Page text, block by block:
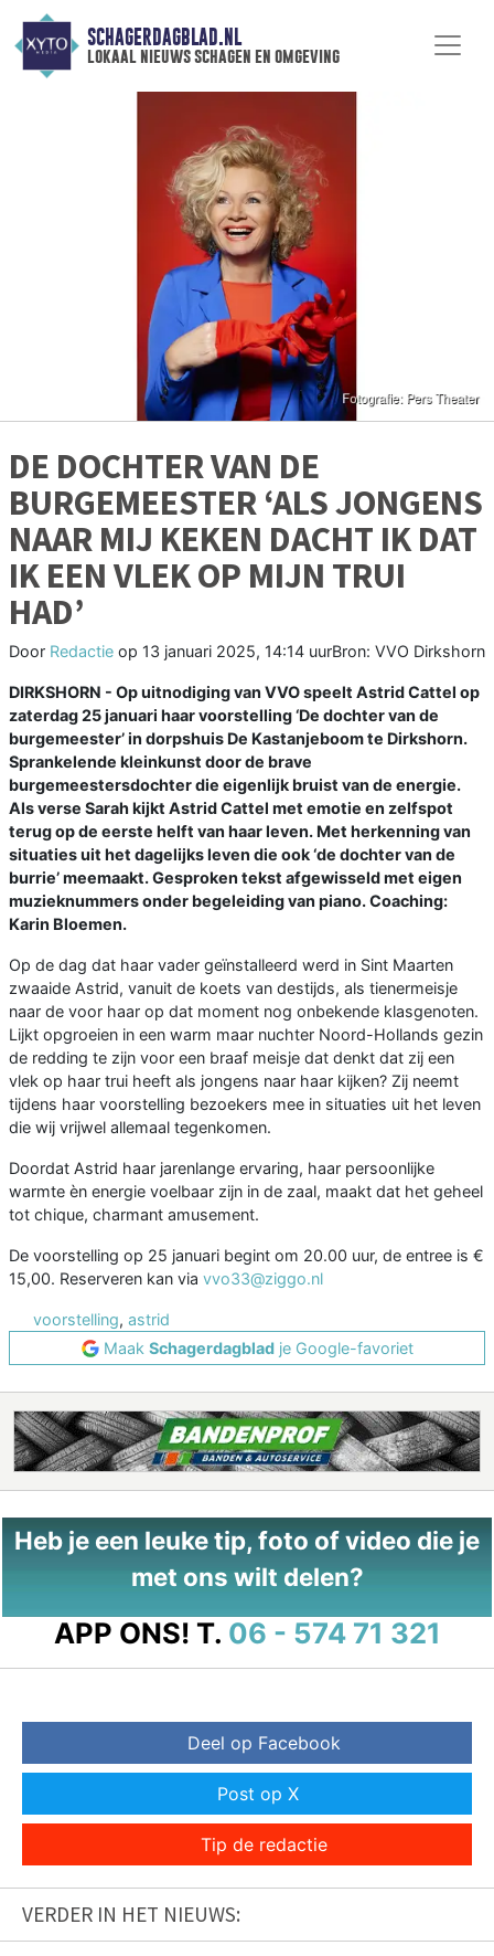
SCHAGERDAGBLAD.NL
lokaal nieuws schagen en omgeving
DE DOCHTER VAN DE
BURGEMEESTER ‘ALS JONGENS
NAAR MIJ KEKEN DACHT IK DAT
IK EEN VLEK OP MIJN TRUI
HAD’
Door Redactie op 13 januari 2025, 14:14 uurBron: VVO Dirkshorn
DIRKSHORN - Op uitnodiging van VVO speelt Astrid Cattel op
zaterdag 25 januari haar voorstelling ‘De dochter van de
burgemeester’ in dorpshuis De Kastanjeboom te Dirkshorn.
Sprankelende kleinkunst door de brave
burgemeestersdochter die eigenlijk bruist van de energie.
Als verse Sarah kijkt Astrid Cattel met emotie en zelfspot
terug op de eerste helft van haar leven. Met herkenning van
situaties uit het dagelijks leven die ook ‘de dochter van de
burrie’ meemaakt. Gesproken tekst afgewisseld met eigen
muzieknummers onder begeleiding van piano. Coaching:
Karin Bloemen.
Op de dag dat haar vader geïnstalleerd werd in Sint Maarten
zwaaide Astrid, vanuit de koets van destijds, als tienermeisje
naar de voor haar op dat moment nog onbekende klasgenoten.
Lijkt opgroeien in een warm maar nuchter Noord-Hollands gezin
de redding te zijn voor een braaf meisje dat denkt dat zij een
vlek op haar trui heeft als jongens naar haar kijken? Zij neemt
tijdens haar voorstelling bezoekers mee in situaties uit het leven
die wij vrijwel allemaal tegenkomen.
Doordat Astrid haar jarenlange ervaring, haar persoonlijke
warmte èn energie voelbaar zijn in de zaal, maakt dat het geheel
tot chique, charmant amusement.
De voorstelling op 25 januari begint om 20.00 uur, de entree is €
15,00. Reserveren kan via vvo33@ziggo.nl
voorstelling, astrid
Maak Schagerdagbladje Google-favoriet
Heb je een leuke tip, foto of video die je
met ons wilt delen?
APP ONS! T. 06 - 574 71 321
Deel op Facebook
Post op X
Tip de redactie
VERDER IN HET NIEUWS: